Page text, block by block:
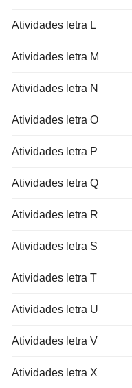
Atividades letra L
Atividades letra M
Atividades letra N
Atividades letra O
Atividades letra P
Atividades letra Q
Atividades letra R
Atividades letra S
Atividades letra T
Atividades letra U
Atividades letra V
Atividades letra X